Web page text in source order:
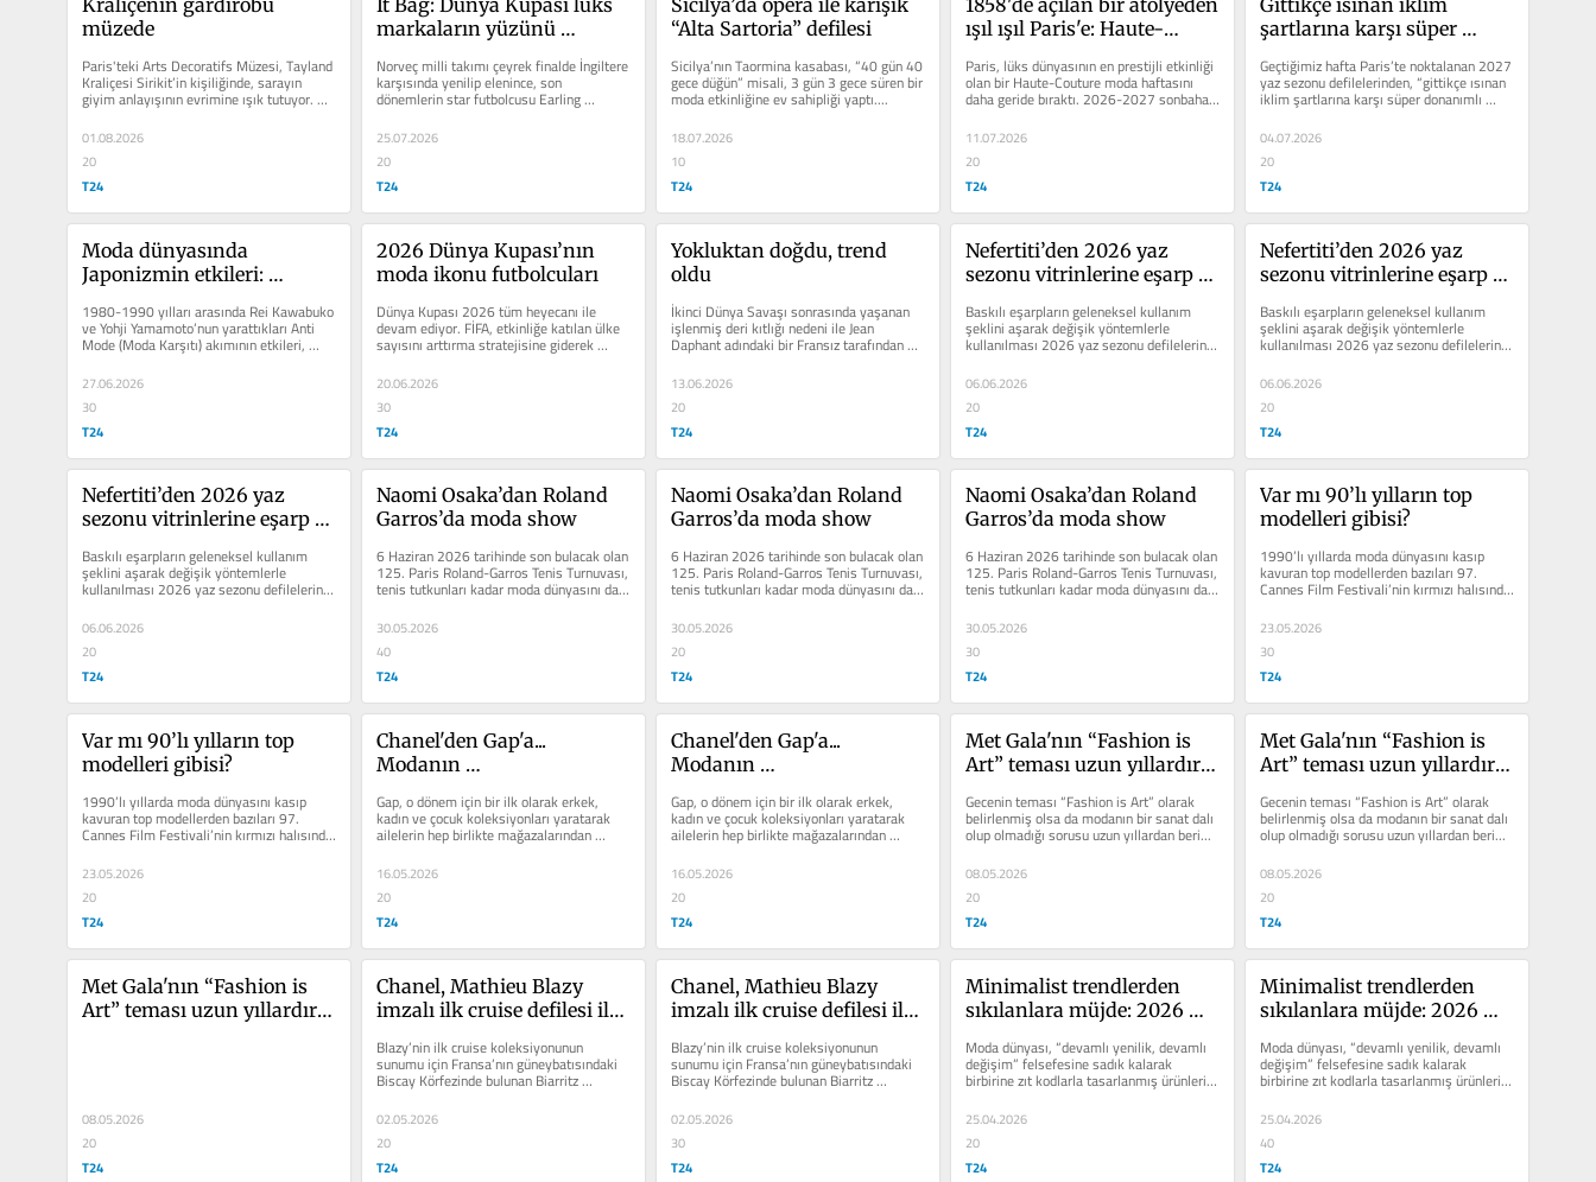
müzede
Paris'teki Arts Decoratifs Müzesi, Tayland
Kraliçesi Sirikit’in kişiliğinde, sarayın
giyim anlayışının evrimine ışık tutuyor.
Modaya...
01.08.2026
20
T24
markaların yüzünü
Norveç milli takımı çeyrek finalde İngiltere
karşısında yenilip elenince, son
dönemlerin star futbolcusu Earling
25.07.2026
20
T24
“Alta Sartoria” defilesi
Sicilya’nın Taormina kasabası, “40 gün 40
gece düğün” misali, 3 gün 3 gece süren bir
moda etkinliğine ev sahipliği yaptı....
18.07.2026
10
T24
ışıl ışıl Paris'e: Haute-
Paris, lüks dünyasının en prestijli etkinliği
olan bir Haute-Couture moda haftasını
daha geride bıraktı. 2026-2027 sonbahar-
kış sezonu...
11.07.2026
20
T24
şartlarına karşı süper
Geçtiğimiz hafta Paris’te noktalanan 2027
yaz sezonu defilelerinden, “gittikçe ısınan
iklim şartlarına karşı süper donanımlı
erkek”...
04.07.2026
20
T24
Moda dünyasında
Japonizmin etkileri:
Yamamoto’nun yarattığı
1980-1990 yılları arasında Rei Kawabuko
ve Yohji Yamamoto’nun yarattıkları Anti
Mode (Moda Karşıtı) akımının etkileri,
günümüzde Rick...
27.06.2026
30
T24
2026 Dünya Kupası’nın
moda ikonu futbolcuları
Dünya Kupası 2026 tüm heyecanı ile
devam ediyor. FİFA, etkinliğe katılan ülke
sayısını arttırma stratejisine giderek
takım yelpazesini...
20.06.2026
30
T24
Yokluktan doğdu, trend
oldu
İkinci Dünya Savaşı sonrasında yaşanan
işlenmiş deri kıtlığı nedeni ile Jean
Daphant adındaki bir Fransız tarafından
tasarlanan plastik...
13.06.2026
20
T24
Nefertiti’den 2026 yaz
sezonu vitrinlerine eşarp
Baskılı eşarpların geleneksel kullanım
şeklini aşarak değişik yöntemlerle
kullanılması 2026 yaz sezonu defilelerinin
06.06.2026
20
T24
Nefertiti’den 2026 yaz
sezonu vitrinlerine eşarp
Baskılı eşarpların geleneksel kullanım
şeklini aşarak değişik yöntemlerle
kullanılması 2026 yaz sezonu defilelerinin
06.06.2026
20
T24
Nefertiti’den 2026 yaz
sezonu vitrinlerine eşarp
Baskılı eşarpların geleneksel kullanım
şeklini aşarak değişik yöntemlerle
kullanılması 2026 yaz sezonu defilelerinin
06.06.2026
20
T24
Naomi Osaka’dan Roland
Garros’da moda show
6 Haziran 2026 tarihinde son bulacak olan
125. Paris Roland-Garros Tenis Turnuvası,
tenis tutkunları kadar moda dünyasını da
30.05.2026
40
T24
Naomi Osaka’dan Roland
Garros’da moda show
6 Haziran 2026 tarihinde son bulacak olan
125. Paris Roland-Garros Tenis Turnuvası,
tenis tutkunları kadar moda dünyasını da
30.05.2026
20
T24
Naomi Osaka’dan Roland
Garros’da moda show
6 Haziran 2026 tarihinde son bulacak olan
125. Paris Roland-Garros Tenis Turnuvası,
tenis tutkunları kadar moda dünyasını da
30.05.2026
30
T24
Var mı 90’lı yılların top
modelleri gibisi?
1990’lı yıllarda moda dünyasını kasıp
kavuran top modellerden bazıları 97.
Cannes Film Festivali’nin kırmızı halısında
23.05.2026
30
T24
Var mı 90’lı yılların top
modelleri gibisi?
1990’lı yıllarda moda dünyasını kasıp
kavuran top modellerden bazıları 97.
Cannes Film Festivali’nin kırmızı halısında
23.05.2026
20
T24
Chanel'den Gap'a...
Modanın
öyküsü
Gap, o dönem için bir ilk olarak erkek,
kadın ve çocuk koleksiyonları yaratarak
ailelerin hep birlikte mağazalarından
alışveriş yapmasına...
16.05.2026
20
T24
Chanel'den Gap'a...
Modanın
öyküsü
Gap, o dönem için bir ilk olarak erkek,
kadın ve çocuk koleksiyonları yaratarak
ailelerin hep birlikte mağazalarından
alışveriş yapmasına...
16.05.2026
20
T24
Met Gala'nın “Fashion is
Art” teması uzun yıllardır
gündeme getirdi: Moda bir
sanat dalı mıdır?
Gecenin teması “Fashion is Art” olarak
belirlenmiş olsa da modanın bir sanat dalı
olup olmadığı sorusu uzun yıllardan beri...
08.05.2026
20
T24
Met Gala'nın “Fashion is
Art” teması uzun yıllardır
gündeme getirdi: Moda bir
sanat dalı mıdır?
Gecenin teması “Fashion is Art” olarak
belirlenmiş olsa da modanın bir sanat dalı
olup olmadığı sorusu uzun yıllardan beri...
08.05.2026
20
T24
Met Gala'nın “Fashion is
Art” teması uzun yıllardır
08.05.2026
20
T24
Chanel, Mathieu Blazy
imzalı ilk cruise defilesi ile
kasabalarından Biarritz’i
şenlendirdi
Blazy’nin ilk cruise koleksiyonunun
sunumu için Fransa’nın güneybatısındaki
Biscay Körfezinde bulunan Biarritz
kasabasını seçmiş olması...
02.05.2026
20
T24
Chanel, Mathieu Blazy
imzalı ilk cruise defilesi ile
kasabalarından Biarritz’i
şenlendirdi
Blazy’nin ilk cruise koleksiyonunun
sunumu için Fransa’nın güneybatısındaki
Biscay Körfezinde bulunan Biarritz
kasabasını seçmiş olması...
02.05.2026
30
T24
Minimalist trendlerden
sıkılanlara müjde: 2026
“printmaxxing” rüzgârı
esecek
Moda dünyası, “devamlı yenilik, devamlı
değişim” felsefesine sadık kalarak
birbirine zıt kodlarla tasarlanmış ürünleri
25.04.2026
20
T24
Minimalist trendlerden
sıkılanlara müjde: 2026
“printmaxxing” rüzgârı
esecek
Moda dünyası, “devamlı yenilik, devamlı
değişim” felsefesine sadık kalarak
birbirine zıt kodlarla tasarlanmış ürünleri
25.04.2026
40
T24